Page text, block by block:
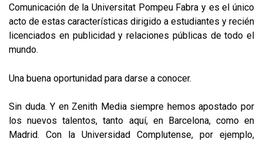
Comunicación de la Universitat Pompeu Fabra y es el único
acto de estas características dirigido a estudiantes y recién
licenciados en publicidad y relaciones públicas de todo el
mundo.
Una buena oportunidad para darse a conocer.
Sin duda. Y en Zenith Media siempre hemos apostado por
los nuevos talentos, tanto aquí, en Barcelona, como en
Madrid. Con la Universidad Complutense, por ejemplo,